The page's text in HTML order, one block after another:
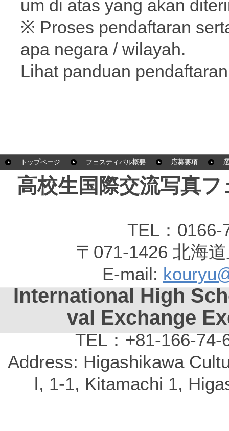
um di atas yang akan
※ Proses pendaftaran
apa negara / wilayah.
Lihat panduan
トップページ フェスティバル概要 応募要項
高校生国際交流写真
TEL：
〒071-1426 北海
E-mail:
International High
val Exchange
TEL：+81-166-
Address: Higashikawa
Ⅰ, 1-1, Kitamachi 1,